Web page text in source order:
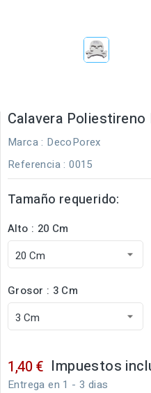
Calavera Poliestireno
Marca : DecoPorex
Referencia : 0015
Tamaño requerido:
Alto : 20 Cm
Grosor : 3 Cm
1,40 € Impuestos
Entrega en 1 - 3 dias